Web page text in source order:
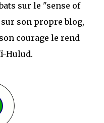
sur le "sense of
son propre blog,
courage le rend
Hulud.